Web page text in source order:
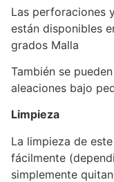
Las perforaciones
están disponibles
grados Malla
También se
aleaciones bajo
Limpieza
La limpieza de
fácilmente
simplemente